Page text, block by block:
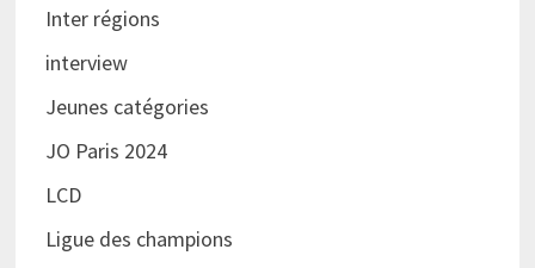
Inter régions
interview
Jeunes catégories
JO Paris 2024
LCD
Ligue des champions